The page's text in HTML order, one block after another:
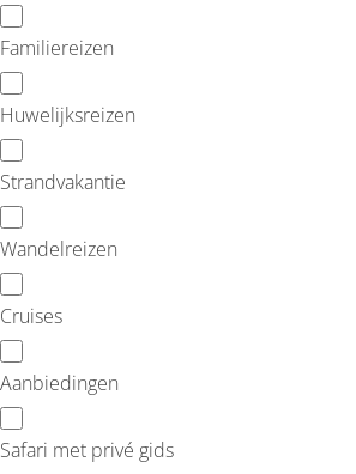
Familiereizen
Huwelijksreizen
Strandvakantie
Wandelreizen
Cruises
Aanbiedingen
Safari met privé gids